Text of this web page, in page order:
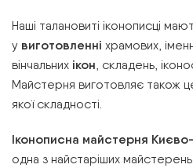
Наші талановиті іконописці
у виготовленні храмових,
вінчальних ікон, складень,
Майстерня виготовляє також
якої складності.
Іконописна майстерня
одна з найстаріших